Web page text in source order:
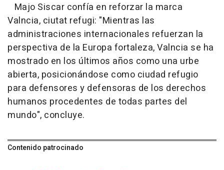
Majo Siscar confía en reforzar la marca
Valncia, ciutat refugi: "Mientras las
administraciones internacionales refuerzan la
perspectiva de la Europa fortaleza, Valncia se ha
mostrado en los últimos años como una urbe
abierta, posicionándose como ciudad refugio
para defensores y defensoras de los derechos
humanos procedentes de todas partes del
mundo", concluye.
Contenido patrocinado